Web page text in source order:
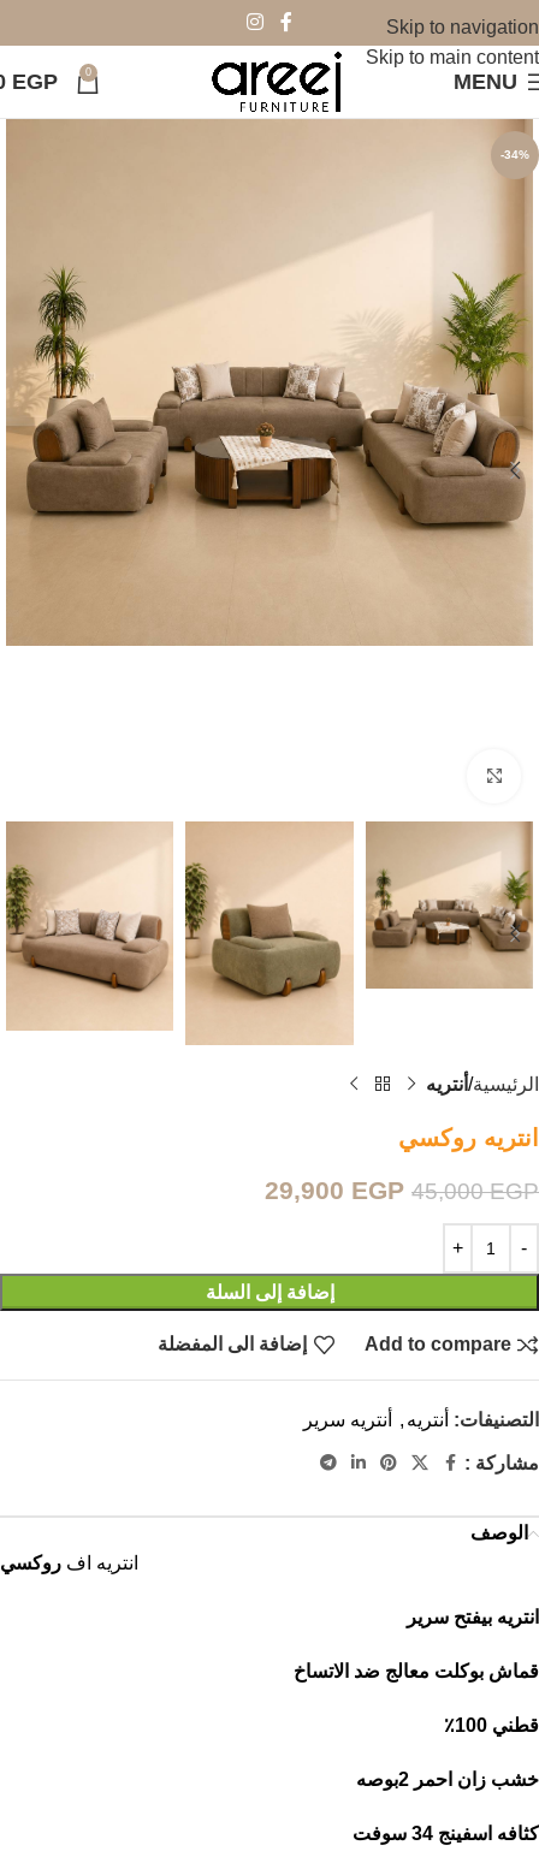
Skip to navigation
Skip to main content
MENU
0
EGP
-34%
الرئيسية أنتريه
انتريه روكسي
45,000EGP
29,900 EGP
إضافة إلى السلة
Add to compare إضافة الى المفضلة
التصنيفات: أنتريه , أنتريه سرير
مشاركة :
الوصف
انتريه اف
انتريه بيفتح سرير
قماش بوكلت معالج ضد الاتساخ
قطني 100٪
خشب زان احمر 2بوصه
كثافه اسفينج 34 سوفت